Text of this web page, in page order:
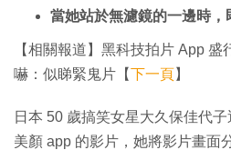
當她站於無濾鏡的一邊時，
【相關報道】黑科技拍片 App
嚇：似睇緊鬼片【下一頁】
日本 50 歲搞笑女星大久保佳代
美顏 app 的影片，她將影片畫面